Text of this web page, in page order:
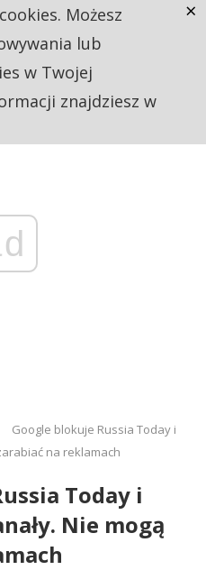
Google blokuje Russia Today i
na reklamach
Today i
Nie mogą
Możesz
lub
w Twojej
znajdziesz w
×